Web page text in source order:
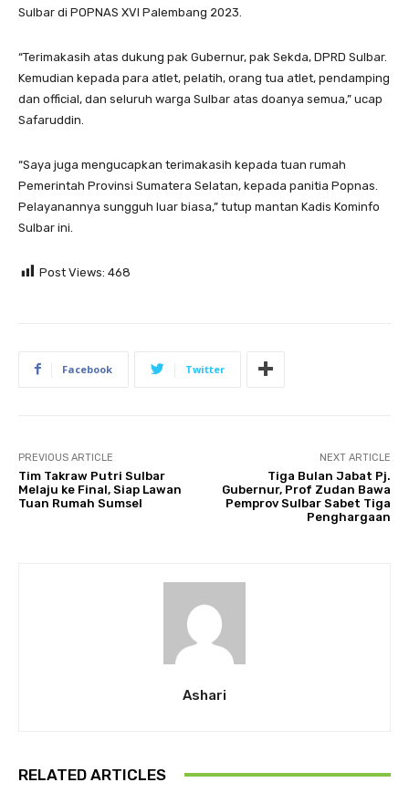
Sulbar di POPNAS XVI Palembang 2023.
“Terimakasih atas dukung pak Gubernur, pak Sekda, DPRD Sulbar.
Kemudian kepada para atlet, pelatih, orang tua atlet, pendamping
dan official, dan seluruh warga Sulbar atas doanya semua,” ucap
Safaruddin.
“Saya juga mengucapkan terimakasih kepada tuan rumah
Pemerintah Provinsi Sumatera Selatan, kepada panitia Popnas.
Pelayanannya sungguh luar biasa,” tutup mantan Kadis Kominfo
Sulbar ini.
Post Views: 468
Facebook Twitter
PREVIOUS ARTICLE
Tim Takraw Putri Sulbar
Melaju ke Final, Siap Lawan
Tuan Rumah Sumsel
NEXT ARTICLE
Tiga Bulan Jabat Pj.
Gubernur, Prof Zudan Bawa
Pemprov Sulbar Sabet Tiga
Penghargaan
Ashari
RELATED ARTICLES